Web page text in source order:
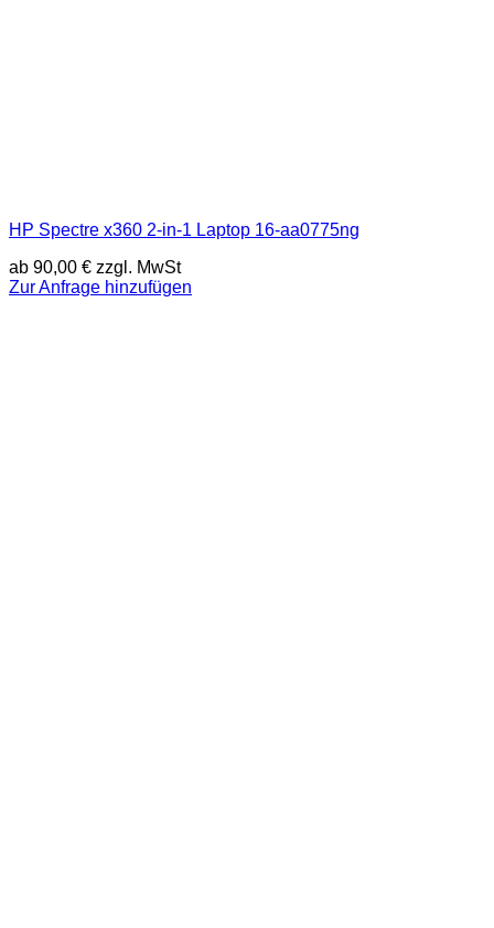
HP Spectre x360 2-in-1 Laptop 16-aa0775ng
ab 90,00 € zzgl. MwSt
Zur Anfrage hinzufügen